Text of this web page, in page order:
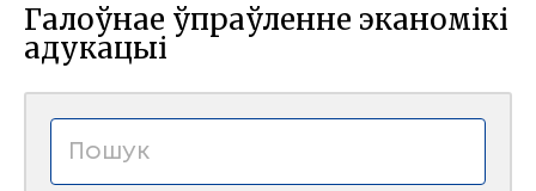
Галоўнае ўпраўленне эканомікі
адукацыі